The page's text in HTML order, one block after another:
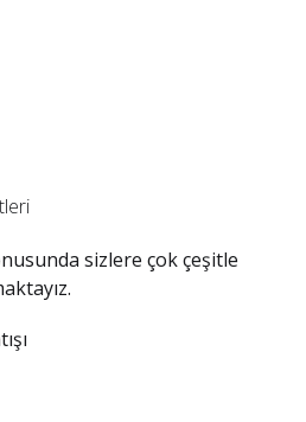
sizlere çok çeşitle